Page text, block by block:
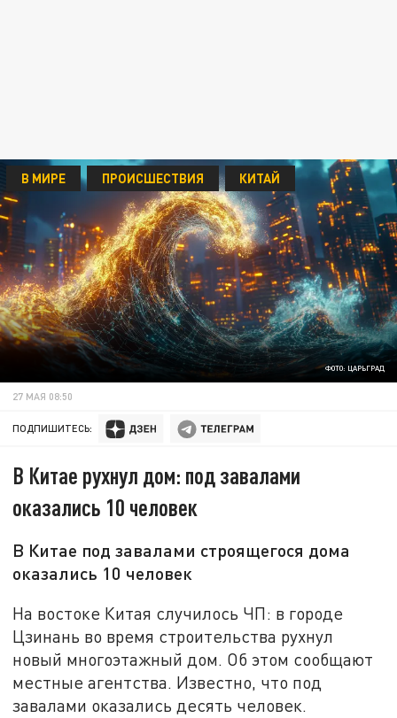
ФОТО: ЦАРЬГРАД
В МИРЕ ПРОИСШЕСТВИЯ КИТАЙ
27 МАЯ 08:50
ПОДПИШИТЕСЬ:
В Китае рухнул дом: под завалами
оказались 10 человек
В Китае под завалами строящегося дома
оказались 10 человек
На востоке Китая случилось ЧП: в городе
Цзинань во время строительства рухнул
новый многоэтажный дом. Об этом сообщают
местные агентства. Известно, что под
завалами оказались десять человек.